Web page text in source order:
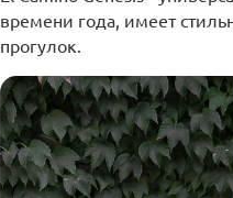
времени года, имеет
прогулок.